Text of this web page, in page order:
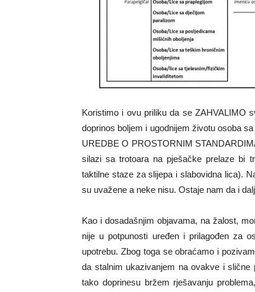
Koristimo i ovu priliku da se ZAHVALIMO
doprinos boljem i ugodnijem životu osoba
UREDBE O PROSTORNIM
silazi sa trotoara na pješačke prelaze bi
taktilne staze za slijepa i slabovidna lica).
su uvažene a neke nisu. Ostaje nam da i
Kao i dosadašnjim objavama, na žalost,
nije u potpunosti uređen i prilagođen za
upotrebu. Zbog toga se obraćamo i
da stalnim ukazivanjem na ovakve i
tako doprinesu bržem rješavanju